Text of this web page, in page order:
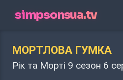
simpsonsua.tv
МОРТЛОВА ГУМКА
Рік та Морті 9 сезон 6